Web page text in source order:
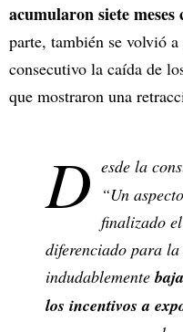
acumularon siete meses
parte, también se volvió
consecutivo la caída de
que mostraron una
D esde la
“Un
finalizado
diferenciado para
indudablemente
los incentivos a